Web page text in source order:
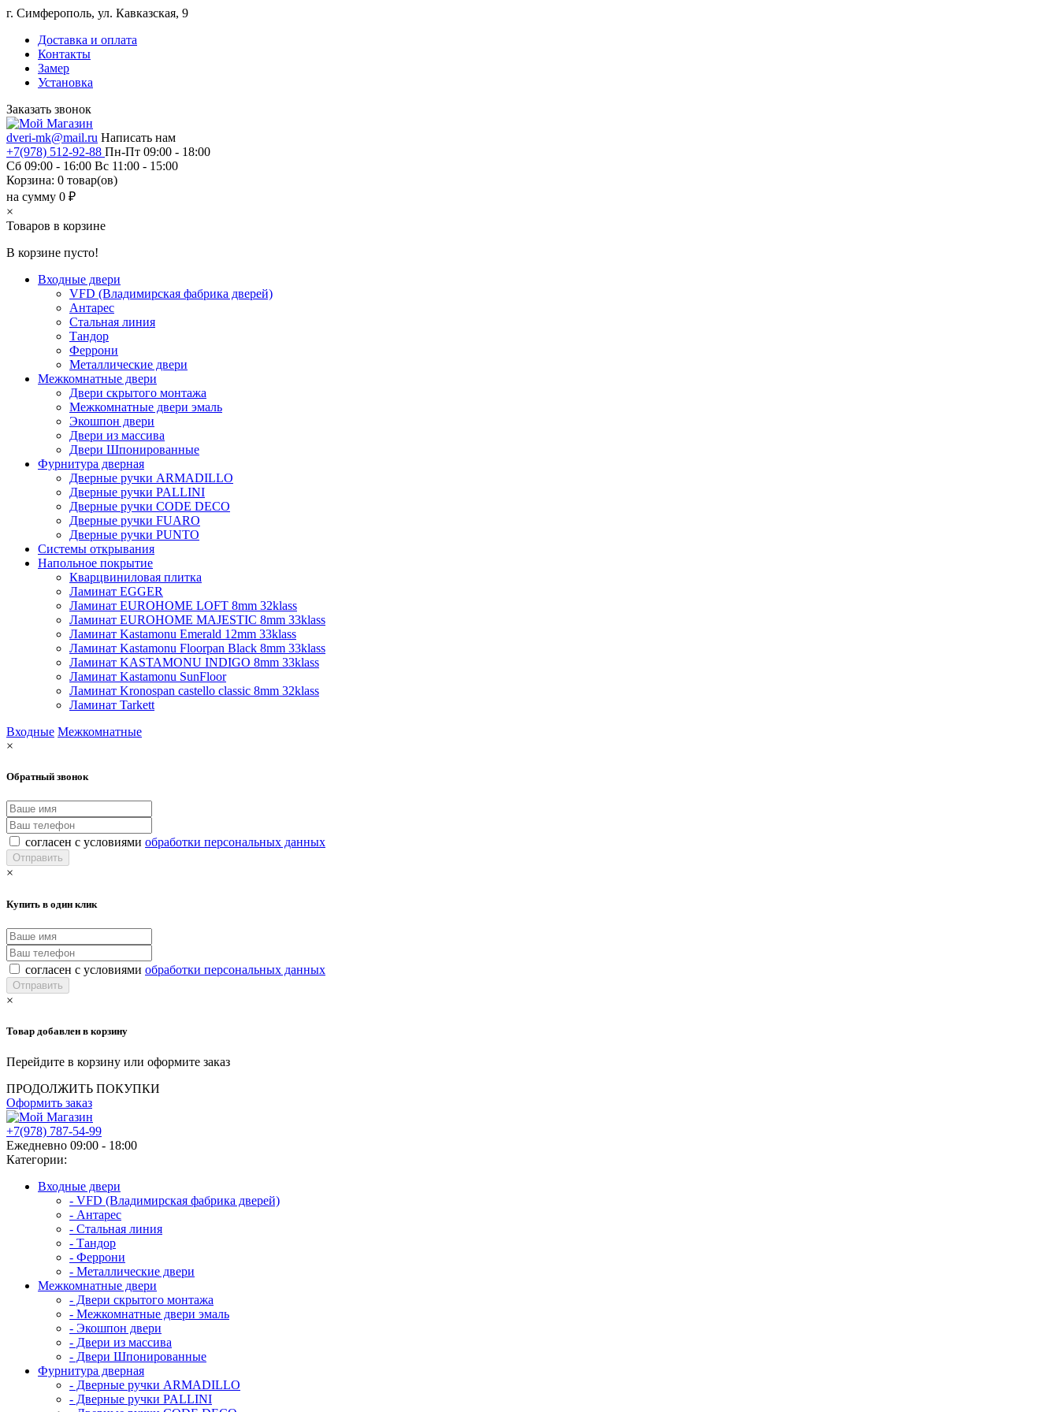
г. Симферополь, ул. Кавказская, 9
Доставка и оплата
Контакты
Замер
Установка
Заказать звонок
dveri-mk@mail.ru Написать нам
+7(978) 512-92-88 Пн-Пт 09:00 - 18:00
Сб 09:00 - 16:00 Вс 11:00 - 15:00
Корзина: 0 товар(ов)
на сумму 0 ₽
×
Товаров в корзине
В корзине пусто!
Входные двери
VFD (Владимирская фабрика дверей)
Антарес
Стальная линия
Тандор
Феррони
Металлические двери
Межкомнатные двери
Двери скрытого монтажа
Межкомнатные двери эмаль
Экошпон двери
Двери из массива
Двери Шпонированные
Фурнитура дверная
Дверные ручки ARMADILLO
Дверные ручки PALLINI
Дверные ручки CODE DECO
Дверные ручки FUARO
Дверные ручки PUNTO
Системы открывания
Напольное покрытие
Кварцвиниловая плитка
Ламинат EGGER
Ламинат EUROHOME LOFT 8mm 32klass
Ламинат EUROHOME MAJESTIC 8mm 33klass
Ламинат Kastamonu Emerald 12mm 33klass
Ламинат Kastamonu Floorpan Black 8mm 33klass
Ламинат KASTAMONU INDIGO 8mm 33klass
Ламинат Kastamonu SunFloor
Ламинат Kronospan castello classic 8mm 32klass
Ламинат Tarkett
Входные Межкомнатные
×
Обратный звонок
согласен с условиями обработки персональных данных
×
Купить в один клик
согласен с условиями обработки персональных данных
×
Товар добавлен в корзину
Перейдите в корзину или оформите заказ
ПРОДОЛЖИТЬ ПОКУПКИ
Оформить заказ
+7(978) 787-54-99
Ежедневно 09:00 - 18:00
Категории:
Входные двери
- VFD (Владимирская фабрика дверей)
- Антарес
- Стальная линия
- Тандор
- Феррони
- Металлические двери
Межкомнатные двери
- Двери скрытого монтажа
- Межкомнатные двери эмаль
- Экошпон двери
- Двери из массива
- Двери Шпонированные
Фурнитура дверная
- Дверные ручки ARMADILLO
- Дверные ручки PALLINI